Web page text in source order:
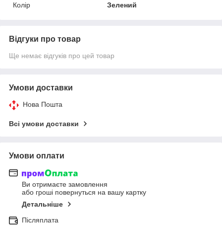
Колір
Зелений
Відгуки про товар
Ще немає відгуків про цей товар
Умови доставки
Нова Пошта
Всі умови доставки
Умови оплати
Ви отримаєте замовлення
або гроші повернуться на вашу картку
Детальніше
Післяплата